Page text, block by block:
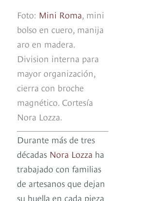
Foto: Mini Roma , mini
bolso en cuero, manija
aro en madera.
Division interna para
mayor organización,
cierra con broche
magnético. Cortesía
Nora Lozza.
Durante más de tres
décadas Nora Lozza ha
trabajado con familias
de artesanos que dejan
su huella en cada pieza